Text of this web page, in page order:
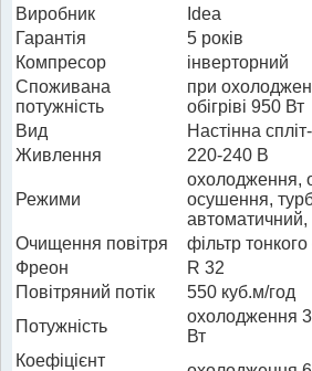
Виробник
Idea
Гарантія
5 років
Компресор
інверторний
Споживана
потужність
при
обігріві 950 Вт
Вид
Настінна
Живлення
220-240 В
Режими
охолодження,
осушення,
автоматичний,
Очищення повітря
фільтр
Фреон
R 32
Повітряний потік
550 куб.м/год
Потужність
охолодження
Вт
Коефіцієнт